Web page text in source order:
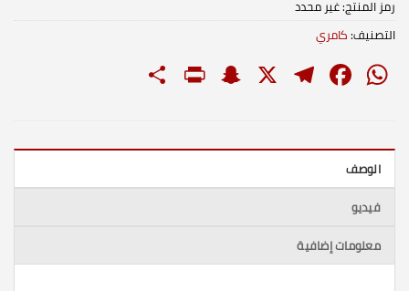
رمز المنتج:غير محدد
التصنيف:كامري
WhatsApp
Facebook
Telegram
X
Snapchat
PrintFriendly
الوصف
فيديو
معلومات إضافية